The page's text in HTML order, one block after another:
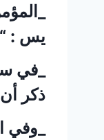
يس :
_في
ذكر